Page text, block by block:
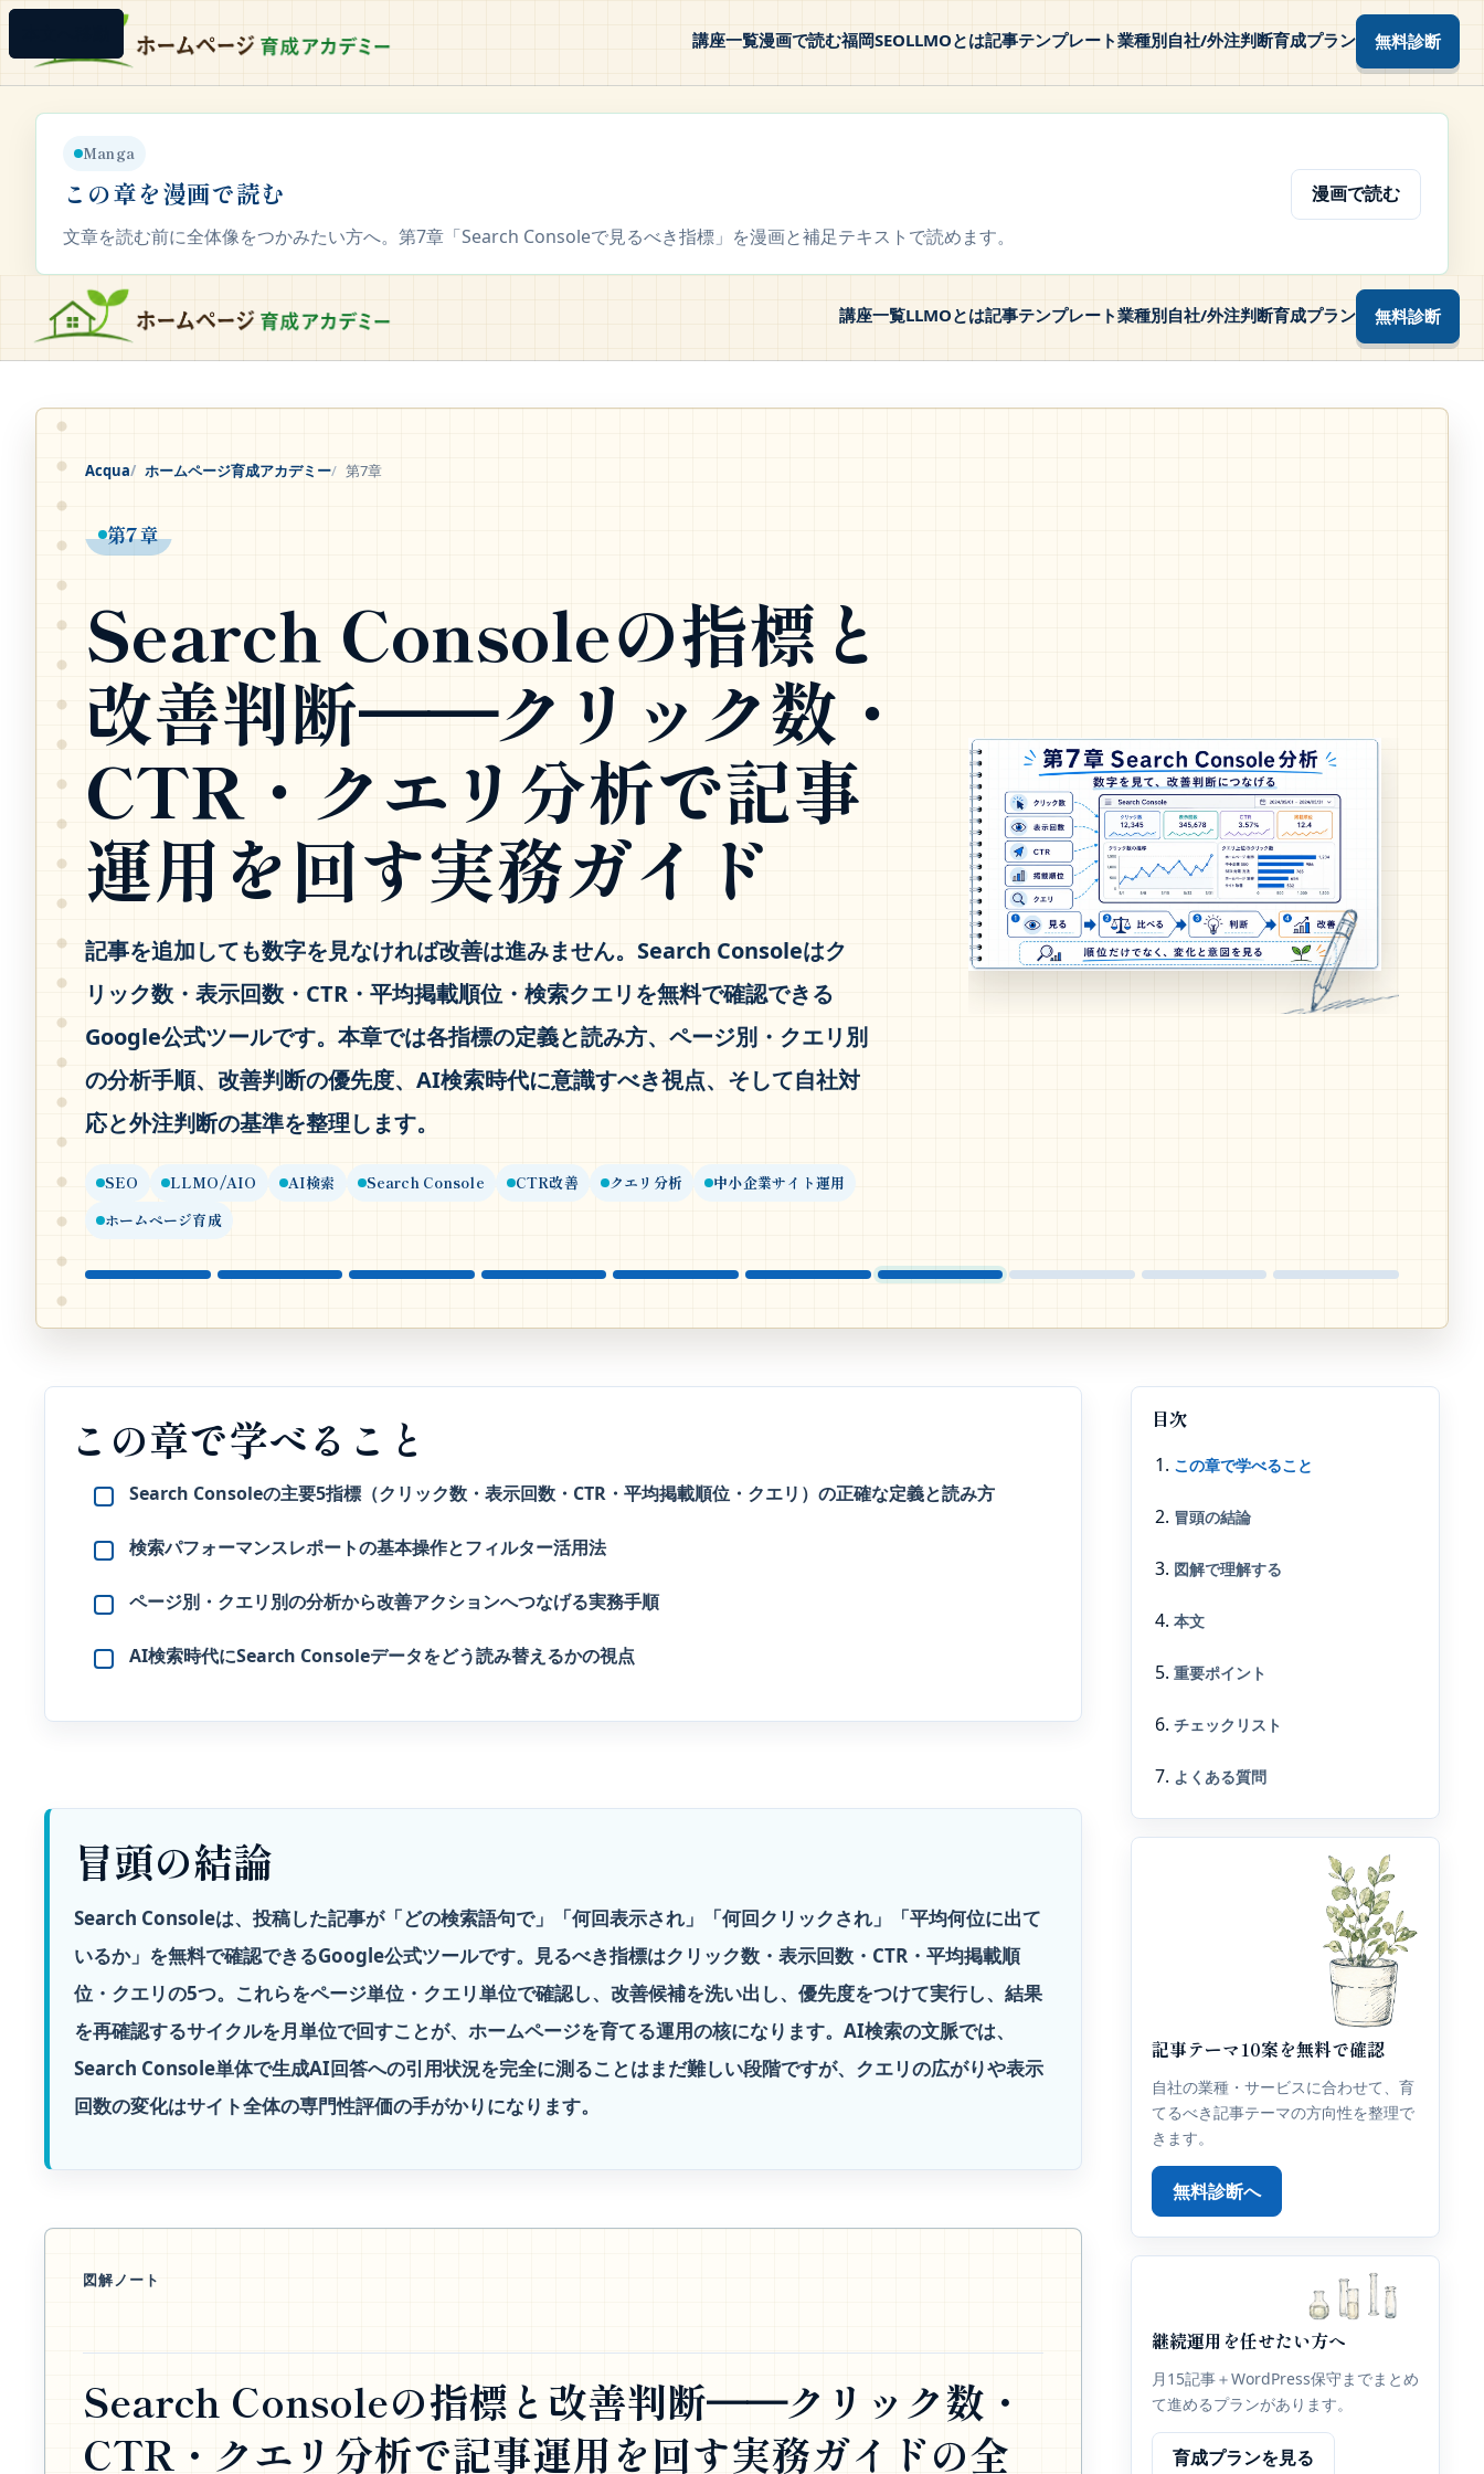
講座一覧漫画で読む福岡SEOLLMOとは記事テンプレート業種別自社/外注判断育成プラン 無料診断
Manga
この章を漫画で読む
文章を読む前に全体像をつかみたい方へ。第7章「Search Consoleで見るべき指標」を漫画と補足テキストで読めます。
漫画で読む
講座一覧LLMOとは記事テンプレート業種別自社/外注判断育成プラン 無料診断
Acqua ホームページ育成アカデミー 第7章
第7章
Search Consoleの指標と
改善判断──クリック数・
CTR・クエリ分析で記事
運用を回す実務ガイド
記事を追加しても数字を見なければ改善は進みません。Search Consoleはク
リック数・表示回数・CTR・平均掲載順位・検索クエリを無料で確認できる
Google公式ツールです。本章では各指標の定義と読み方、ページ別・クエリ別
の分析手順、改善判断の優先度、AI検索時代に意識すべき視点、そして自社対
応と外注判断の基準を整理します。
SEO LLMO/AIO AI検索 Search Console CTR改善 クエリ分析
中小企業サイト運用
ホームページ育成
この章で学べること
Search Consoleの主要5指標（クリック数・表示回数・CTR・平均掲載順位・クエリ）の正確な定義と読み方
検索パフォーマンスレポートの基本操作とフィルター活用法
ページ別・クエリ別の分析から改善アクションへつなげる実務手順
AI検索時代にSearch Consoleデータをどう読み替えるかの視点
冒頭の結論
Search Consoleは、投稿した記事が「どの検索語句で」「何回表示され」「何回クリックされ」「平均何位に出て
いるか」を無料で確認できるGoogle公式ツールです。見るべき指標はクリック数・表示回数・CTR・平均掲載順
位・クエリの5つ。これらをページ単位・クエリ単位で確認し、改善候補を洗い出し、優先度をつけて実行し、結果
を再確認するサイクルを月単位で回すことが、ホームページを育てる運用の核になります。AI検索の文脈では、
Search Console単体で生成AI回答への引用状況を完全に測ることはまだ難しい段階ですが、クエリの広がりや表示
回数の変化はサイト全体の専門性評価の手がかりになります。
図解ノート
Search Consoleの指標と改善判断──クリック数・
CTR・クエリ分析で記事運用を回す実務ガイドの全
目次
この章で学べること
冒頭の結論
図解で理解する
本文
重要ポイント
チェックリスト
よくある質問
記事テーマ10案を無料で確認
自社の業種・サービスに合わせて、育
てるべき記事テーマの方向性を整理で
きます。
無料診断へ
継続運用を任せたい方へ
月15記事＋WordPress保守までまとめ
て進めるプランがあります。
育成プランを見る